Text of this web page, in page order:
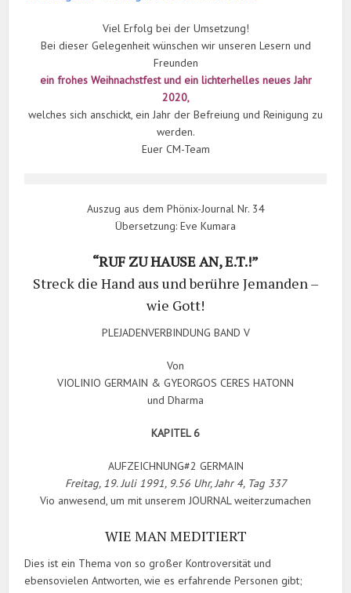
Viel Erfolg bei der Umsetzung!
Bei dieser Gelegenheit wünschen wir unseren Lesern und
Freunden
ein frohes Weihnachstfest und ein lichterhelles neues Jahr
2020,
welches sich anschickt, ein Jahr der Befreiung und Reinigung zu
werden.
Euer CM-Team
Auszug aus dem Phönix-Journal Nr. 34
Übersetzung: Eve Kumara
“RUF ZU HAUSE AN, E.T.!”
Streck die Hand aus und berühre Jemanden –
wie Gott!
PLEJADENVERBINDUNG BAND V
Von
VIOLINIO GERMAIN & GYEORGOS CERES HATONN
und Dharma
KAPITEL 6
AUFZEICHNUNG#2 GERMAIN
Freitag, 19. Juli 1991, 9.56 Uhr, Jahr 4, Tag 337
Vio anwesend, um mit unserem JOURNAL weiterzumachen
WIE MAN MEDITIERT
Dies ist ein Thema von so großer Kontroversität und
ebensovielen Antworten, wie es erfahrende Personen gibt;